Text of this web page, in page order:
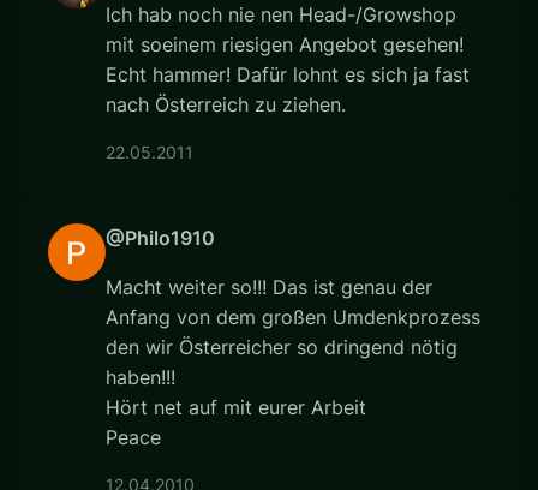
Ich hab noch nie nen Head-/Growshop
mit soeinem riesigen Angebot gesehen!
Echt hammer! Dafür lohnt es sich ja fast
nach Österreich zu ziehen.
22.05.2011
@Philo1910
Macht weiter so!!! Das ist genau der
Anfang von dem großen Umdenkprozess
den wir Österreicher so dringend nötig
haben!!!
Hört net auf mit eurer Arbeit
Peace
12.04.2010